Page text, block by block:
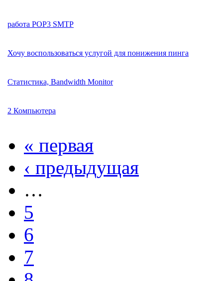
работа POP3 SMTP
Хочу воспользоваться услугой для понижения пинга
Статистика, Bandwidth Monitor
2 Компьютера
« первая
‹ предыдущая
…
5
6
7